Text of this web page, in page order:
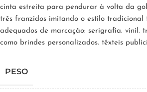
cinta estreita para pendurar à volta da
três franzidos imitando o estilo tradicional
adequados de marcação: serigrafia. vinil.
como brindes personalizados. têxteis
PESO